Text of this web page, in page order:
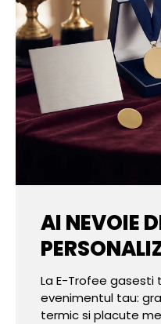
AI NEVOIE
La E-Trofee
evenimentul tau:
termic si placute